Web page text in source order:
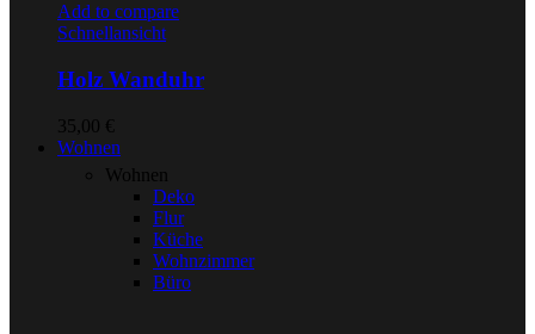
Add to compare
Schnellansicht
Holz Wanduhr
35,00 €
Wohnen
Wohnen
Deko
Flur
Küche
Wohnzimmer
Büro